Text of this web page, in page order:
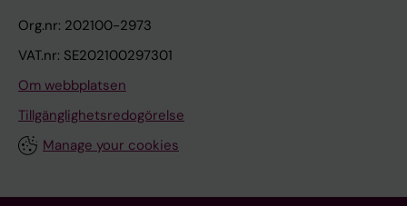
Org.nr: 202100-2973
VAT.nr: SE202100297301
Om webbplatsen
Tillgänglighetsredogörelse
Manage your cookies